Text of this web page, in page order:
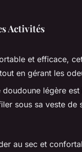
Activités
et efficace,
en gérant les
légère
sous sa veste de
au sec et